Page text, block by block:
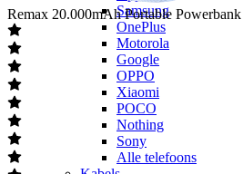
Samsung
OnePlus
Motorola
Google
OPPO
Xiaomi
POCO
Nothing
Sony
Alle telefoons
Remax 20.000mAh Portable Powerbank